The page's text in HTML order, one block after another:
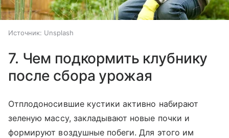
Источник: Unsplash
7. Чем подкормить клубнику
после сбора урожая
Отплодоносившие кустики активно набирают
зеленую массу, закладывают новые почки и
формируют воздушные побеги. Для этого им